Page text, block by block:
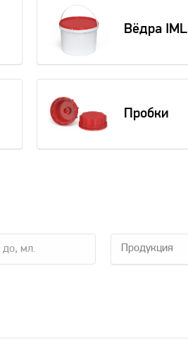
Вёдра IML
Пробки
Продукция